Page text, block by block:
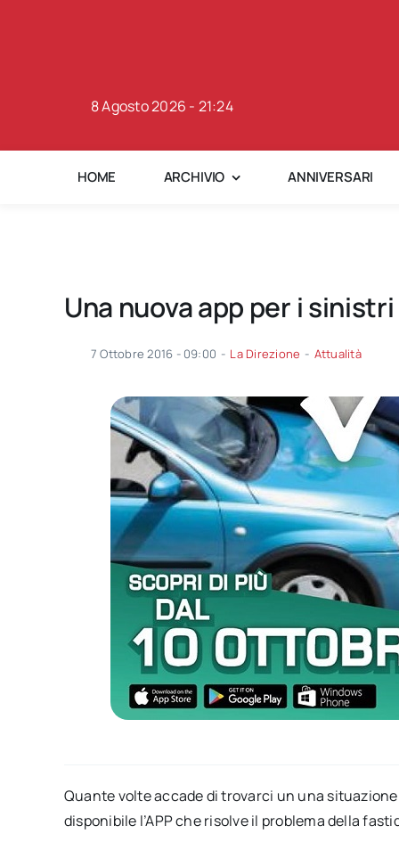
8 Agosto 2026 - 21:24
HOME ARCHIVIO ANNIVERSARI
Una nuova app per i
7 Ottobre 2016 - 09:00 - La Direzione - Attualità
Quante volte accade di trovarci un una
disponibile l’APP che risolve il problema della